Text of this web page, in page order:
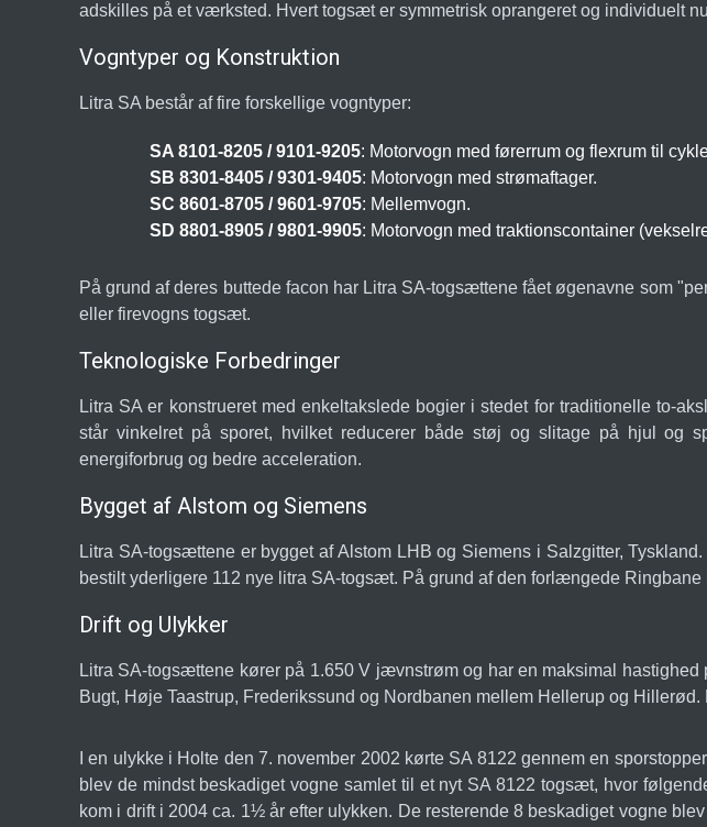
adskilles på et værksted. Hvert togsæt er symmetrisk oprangeret og individuelt
Vogntyper og Konstruktion
Litra SA består af fire forskellige vogntyper:
SA 8101-8205 / 9101-9205: Motorvogn med førerrum og flexrum til
SB 8301-8405 / 9301-9405: Motorvogn med strømaftager.
SC 8601-8705 / 9601-9705: Mellemvogn.
SD 8801-8905 / 9801-9905: Motorvogn med traktionscontainer
På grund af deres buttede facon har Litra SA-togsættene fået øgenavne som
eller firevogns togsæt.
Teknologiske Forbedringer
Litra SA er konstrueret med enkeltakslede bogier i stedet for traditionelle to-
står vinkelret på sporet, hvilket reducerer både støj og slitage på hjul og
energiforbrug og bedre acceleration.
Bygget af Alstom og Siemens
Litra SA-togsættene er bygget af Alstom LHB og Siemens i Salzgitter,
bestilt yderligere 112 nye litra SA-togsæt. På grund af den forlængede
Drift og Ulykker
Litra SA-togsættene kører på 1.650 V jævnstrøm og har en maksimal
Bugt, Høje Taastrup, Frederikssund og Nordbanen mellem Hellerup og
I en ulykke i Holte den 7. november 2002 kørte SA 8122 gennem en
blev de mindst beskadiget vogne samlet til et nyt SA 8122 togsæt, hvor
kom i drift i 2004 ca. 1½ år efter ulykken. De resterende 8 beskadiget vogne